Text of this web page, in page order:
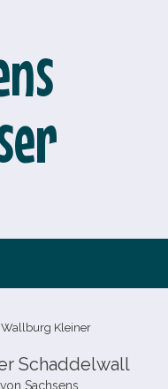
Kleiner
Schaddelwall
von Sachsens